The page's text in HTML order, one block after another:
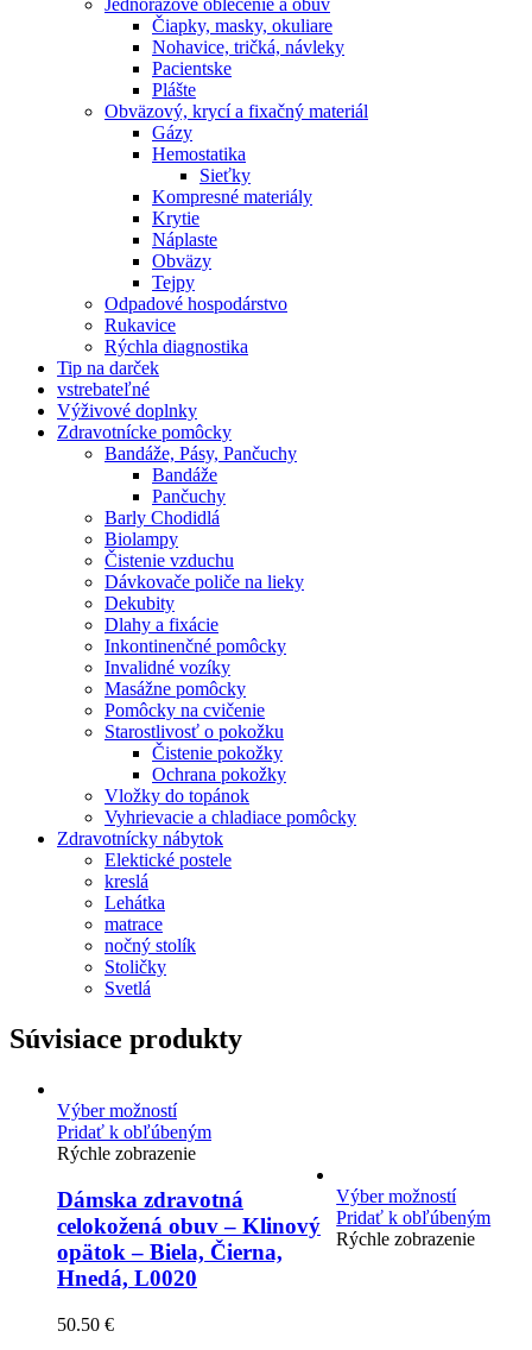
Jednorázové oblečenie a obuv
Čiapky, masky, okuliare
Nohavice, tričká, návleky
Pacientske
Plášte
Obväzový, krycí a fixačný materiál
Gázy
Hemostatika
Sieťky
Kompresné materiály
Krytie
Náplaste
Obväzy
Tejpy
Odpadové hospodárstvo
Rukavice
Rýchla diagnostika
Tip na darček
vstrebateľné
Výživové doplnky
Zdravotnícke pomôcky
Bandáže, Pásy, Pančuchy
Bandáže
Pančuchy
Barly Chodidlá
Biolampy
Čistenie vzduchu
Dávkovače poliče na lieky
Dekubity
Dlahy a fixácie
Inkontinenčné pomôcky
Invalidné vozíky
Masážne pomôcky
Pomôcky na cvičenie
Starostlivosť o pokožku
Čistenie pokožky
Ochrana pokožky
Vložky do topánok
Vyhrievacie a chladiace pomôcky
Zdravotnícky nábytok
Elektické postele
kreslá
Lehátka
matrace
nočný stolík
Stoličky
Svetlá
Súvisiace produkty
Výber možností
Pridať k obľúbeným
Rýchle zobrazenie
Dámska zdravotná
celokožená obuv – Klinový
opätok – Biela, Čierna,
Hnedá, L0020
50.50 €
Výber možností
Pridať k obľúbeným
Rýchle zobrazenie